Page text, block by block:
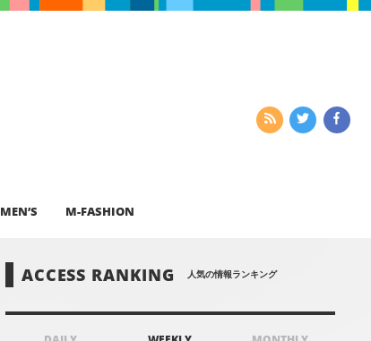
MEN’S M-FASHION
ACCESS RANKING 人気の情報ランキング